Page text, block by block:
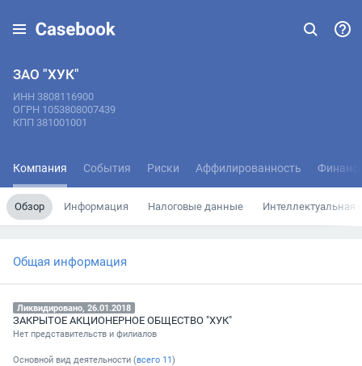
ЗАО "ХУК"
ИНН 3808116900
ОГРН 1053808007439
КПП 381001001
Компания События Риски Аффилированность
Обзор Информация Налоговые данные Интеллектуальная
Общая информация
Ликвидировано, 26.01.2018
ЗАКРЫТОЕ АКЦИОНЕРНОЕ ОБЩЕСТВО "ХУК"
Нет представительств и филиалов
Основной вид деятельности (всего 11)